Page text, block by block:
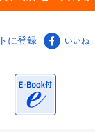
に登録 いいね